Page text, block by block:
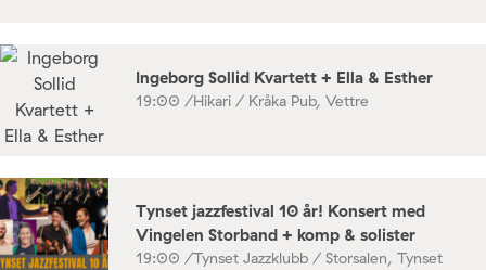
Ingeborg Sollid Kvartett + Ella & Esther
19:00 /Hikari / Kråka Pub, Vettre
Tynset jazzfestival 10 år! Konsert med
Vingelen Storband + komp & solister
19:00 /Tynset Jazzklubb / Storsalen, Tynset